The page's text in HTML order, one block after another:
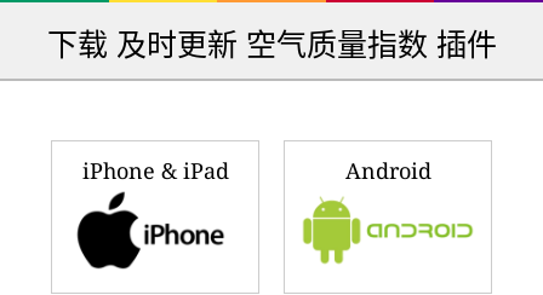
下载 及时更新 空气质量指数 插件
iPhone & iPad Android